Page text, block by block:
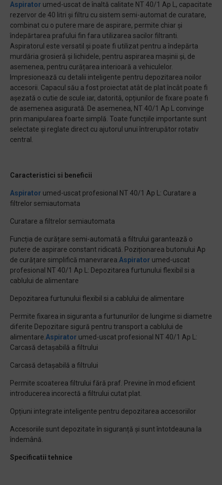
Aspirator umed-uscat de înaltă calitate NT 40/1 Ap L, capacitate
rezervor de 40 litri și filtru cu sistem semi-automat de curatare,
combinat cu o putere mare de aspirare, permite chiar și
îndepărtarea prafului fin fara utilizarea sacilor filtranti.
Aspiratorul este versatil și poate fi utilizat pentru a îndepărta
murdăria grosieră și lichidele, pentru aspirarea mașinii și, de
asemenea, pentru curățarea interioară a vehiculelor.
Impresionează cu detalii inteligente pentru depozitarea noilor
accesorii. Capacul său a fost proiectat atât de plat încât poate fi
așezată o cutie de scule iar, datorită, opțiunilor de fixare poate fi
de asemenea asigurată. De asemenea, NT 40/1 Ap L convinge
prin manipularea foarte simplă. Toate funcțiile importante sunt
selectate și reglate direct cu ajutorul unui întrerupător rotativ
central.
Caracteristici si beneficii
Aspirator umed-uscat profesional NT 40/1 Ap L: Curatare a
filtrelor semiautomata
Curatare a filtrelor semiautomata
Funcția de curățare semi-automată a filtrului garantează o
putere de aspirare constant ridicată. Poziționarea butonului Ap
de curățare simplifică manevrarea. Aspirator umed-uscat
profesional NT 40/1 Ap L: Depozitarea furtunului flexibil si a
cablului de alimentare
Depozitarea furtunului flexibil si a cablului de alimentare
Permite fixarea in siguranta a furtunurilor de lungime si diametre
diferite Depozitare sigură pentru transport a cablului de
alimentare. Aspirator umed-uscat profesional NT 40/1 Ap L:
Carcasă detașabilă a filtrului
Carcasă detașabilă a filtrului
Permite scoaterea filtrului fără praf. Previne în mod eficient
introducerea incorectă a filtrului cutat plat.
Opțiuni integrate inteligente pentru depozitarea accesoriilor
Accesoriile sunt depozitate în siguranță și sunt întotdeauna la
îndemână.
Specificatii tehnice